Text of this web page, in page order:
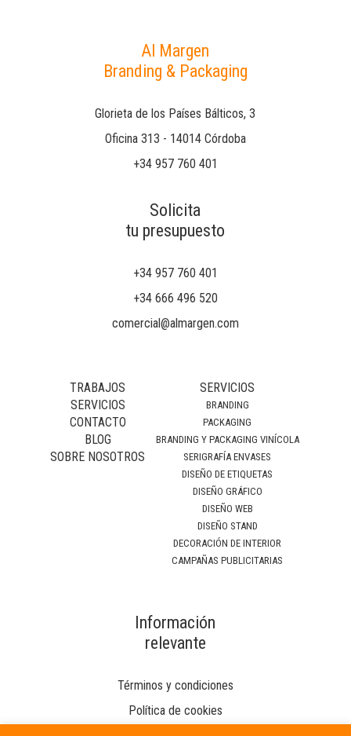
Al Margen
Branding & Packaging
Glorieta de los Países Bálticos, 3
Oficina 313 - 14014 Córdoba
+34 957 760 401
Solicita
tu presupuesto
+34 957 760 401
+34 666 496 520
comercial@almargen.com
TRABAJOS
SERVICIOS
CONTACTO
BLOG
SOBRE NOSOTROS
SERVICIOS
BRANDING
PACKAGING
BRANDING Y PACKAGING VINÍCOLA
SERIGRAFÍA ENVASES
DISEÑO DE ETIQUETAS
DISEÑO GRÁFICO
DISEÑO WEB
DISEÑO STAND
DECORACIÓN DE INTERIOR
CAMPAÑAS PUBLICITARIAS
Información
relevante
Términos y condiciones
Política de cookies